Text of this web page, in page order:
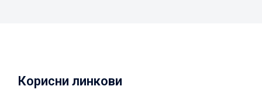
Корисни линкови